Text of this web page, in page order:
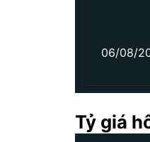
06/08/
Tỷ giá